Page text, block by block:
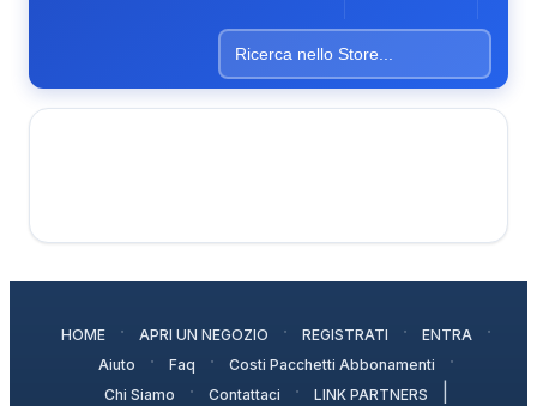
HOME · APRI UN NEGOZIO · REGISTRATI · ENTRA ·
Aiuto · Faq · Costi Pacchetti Abbonamenti ·
Chi Siamo · Contattaci · LINK PARTNERS